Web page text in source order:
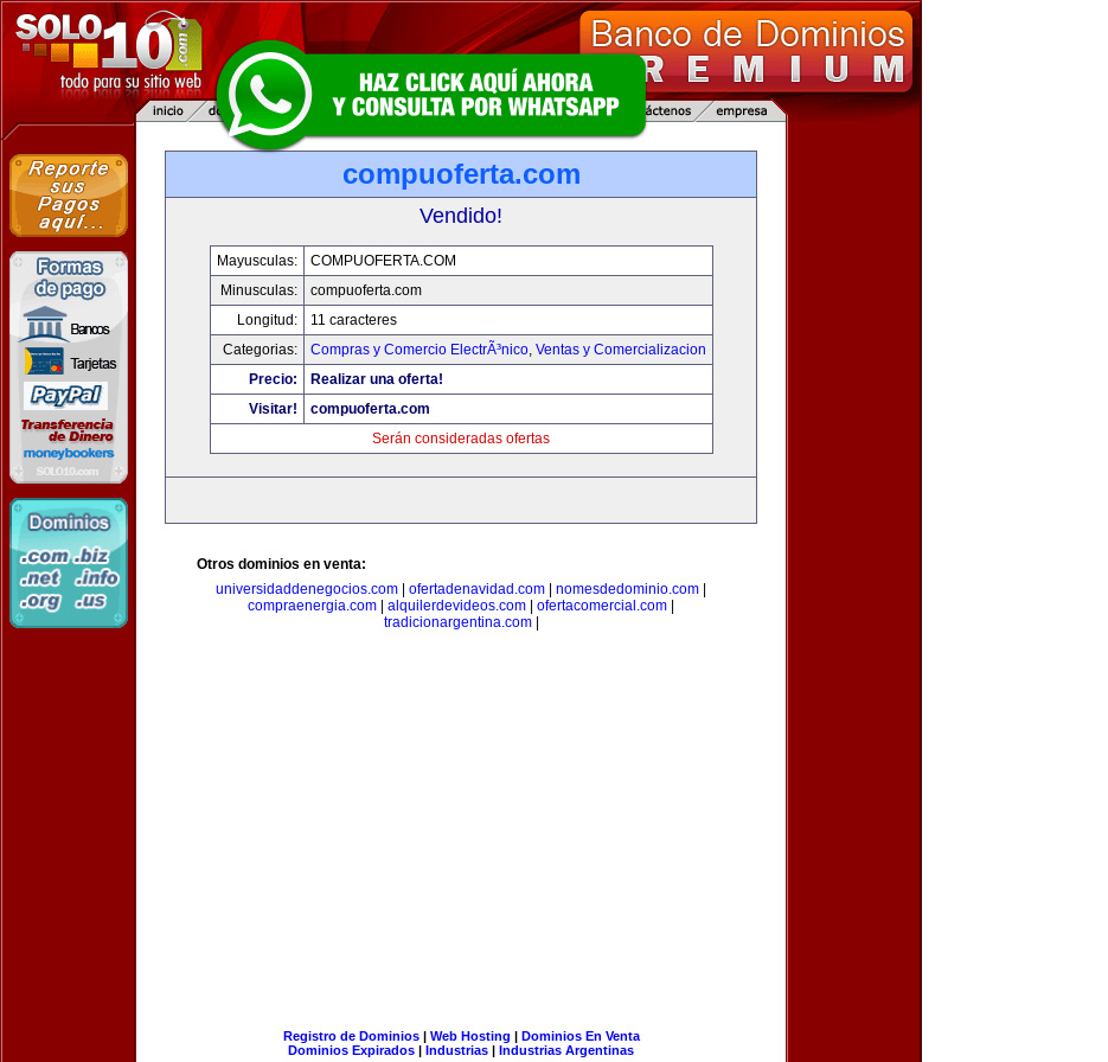
compuoferta.com
Vendido!
Mayusculas:
COMPUOFERTA.COM
Minusculas:
compuoferta.com
Longitud:
11 caracteres
Categorias:
Compras y Comercio ElectrÃ³nico, Ventas y Comercializacion
Precio:
Realizar una oferta!
Visitar!
compuoferta.com
Serán consideradas ofertas
Otros dominios en venta:
universidaddenegocios.com
ofertadenavidad.com nomesdedominio.com
compraenergia.com
alquilerdevideos.com ofertacomercial.com
tradicionargentina.com|
Registro de Dominios| Web Hosting | Dominios En Venta
Dominios Expirados | Industrias | Industrias Argentinas